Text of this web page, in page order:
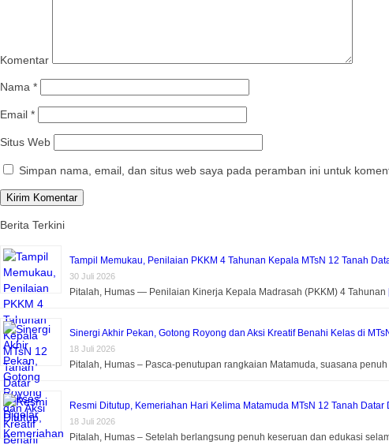
Komentar
Nama *
Email *
Situs Web
Simpan nama, email, dan situs web saya pada peramban ini untuk
Berita Terkini
Tampil Memukau, Penilaian PKKM 4 Tahunan Kepala MTsN 12 Tanah
30 Juli 2026
Pitalah, Humas — Penilaian Kinerja Kepala Madrasah (PKKM) 4 Tahunan
Sinergi Akhir Pekan, Gotong Royong dan Aksi Kreatif Benahi Kelas di
18 Juli 2026
Pitalah, Humas – Pasca-penutupan rangkaian Matamuda, suasana
Resmi Ditutup, Kemeriahan Hari Kelima Matamuda MTsN 12 Tanah
18 Juli 2026
Pitalah, Humas – Setelah berlangsung penuh keseruan dan edukasi